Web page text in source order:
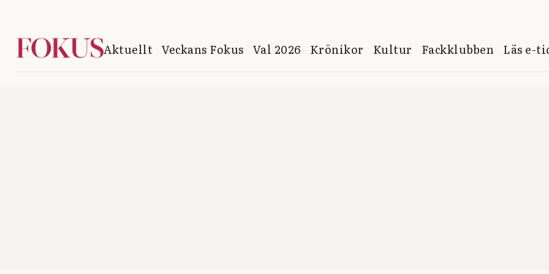
Aktuellt Veckans Fokus Val 2026 Krönikor Kultur Fackklubben Läs e-